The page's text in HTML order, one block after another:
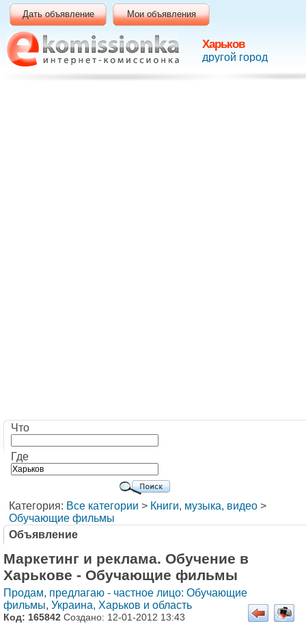
Харьков
другой город
Дать объявление Мои объявления
Что
Где
Категория: Все категории > Книги, музыка, видео >
Обучающие фильмы
Объявление
Маркетинг и реклама. Обучение в
Харькове - Обучающие фильмы
Продам, предлагаю - частное лицо: Обучающие
фильмы, Украина, Харьков и область
Код: 165842 Создано: 12-01-2012 13:43